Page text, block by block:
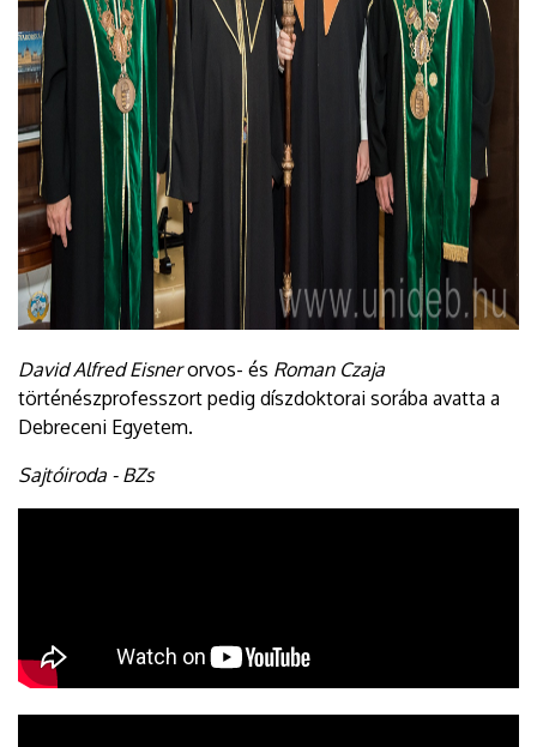
David Alfred Eisnerorvos- és Roman Czaja
történészprofesszort pedig díszdoktorai sorába avatta a
Debreceni Egyetem.
Sajtóiroda - BZs